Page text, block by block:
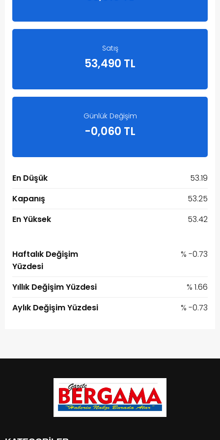
Satış
53,490 TL
Günlük Değişim
-0,060 TL
En Düşük
53.19
Kapanış
53.25
En Yüksek
53.42
Haftalık Değişim
Yüzdesi
% -0.73
Yıllık Değişim Yüzdesi
% 1.66
Aylık Değişim Yüzdesi
% -0.73